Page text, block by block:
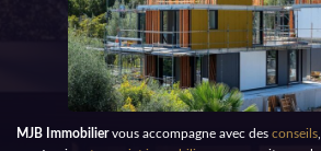
MJB Immobiliervous accompagne avec des conseils